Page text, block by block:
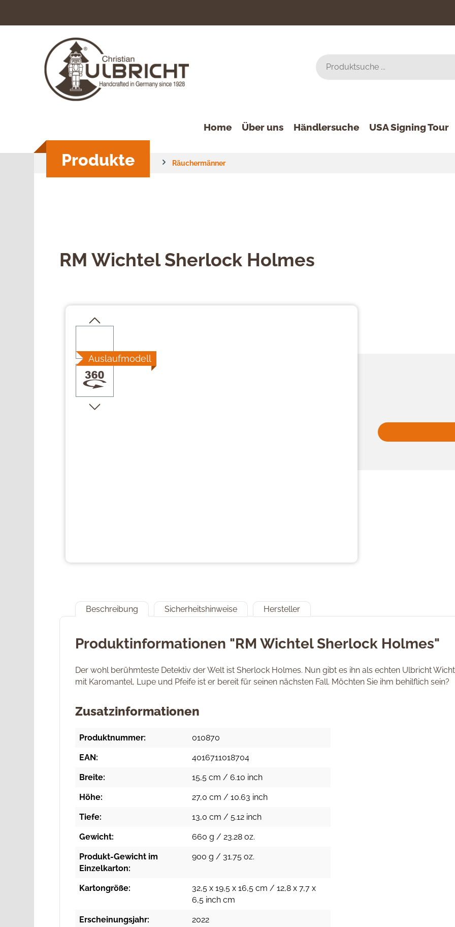
Home
Produkte
Über uns Händlersuche USA Signing Tour
Räuchermänner
RM Wichtel Sherlock Holmes
Auslaufmodell
Beschreibung Sicherheitshinweise Hersteller
Produktinformationen "RM Wichtel Sherlock Holmes"
Der wohl berühmteste Detektiv der Welt ist Sherlock Holmes. Nun gibt es ihn als echten Ulbricht
mit Karomantel, Lupe und Pfeife ist er bereit für seinen nächsten Fall. Möchten Sie ihm behilflich sein?
Zusatzinformationen
Produktnummer: 010870
EAN: 4016711018704
Breite: 15,5 cm / 6.10 inch
Höhe: 27,0 cm / 10.63 inch
Tiefe: 13,0 cm / 5.12 inch
Gewicht: 660 g / 23.28 oz.
Produkt-Gewicht im
Einzelkarton:
900 g / 31.75 oz.
Kartongröße:
32,5 x 19,5 x 16,5 cm / 12,8 x 7,7 x
6,5 inch cm
Erscheinungsjahr: 2022